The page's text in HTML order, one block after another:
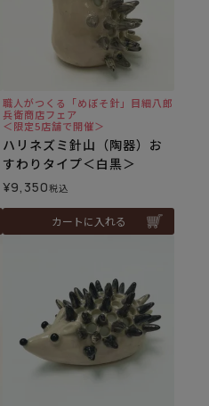
職人がつくる「めぼそ針」目細八郎
兵衛商店フェア
＜限定5店舗で開催＞
ハリネズミ針山（陶器）お
すわりタイプ＜白黒＞
¥9,350税込
カートに入れる